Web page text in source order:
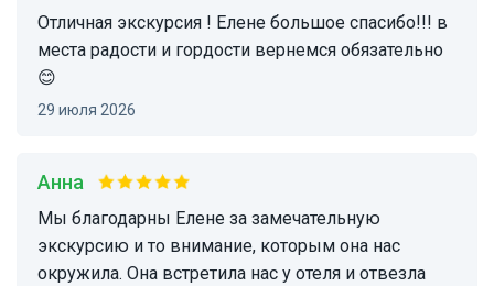
отличная экскурсия ! Елене большое спасибо!!! в
места радости и гордости вернемся обязательно
😊
29 июля 2026
Анна
Мы благодарны Елене за замечательную
экскурсию и то внимание, которым она нас
окружила. Она встретила нас у отеля и отвезла